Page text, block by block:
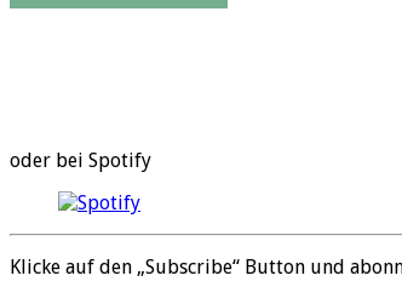
oder bei Spotify
Klicke auf den „Subscribe“ Button und